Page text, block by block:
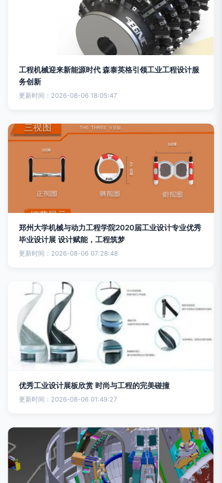
工程机械迎来新能源时代 森泰英格引领工业工程设计服
务创新
更新时间：2026-08-06 18:05:47
郑州大学机械与动力工程学院2020届工业设计专业优秀
毕业设计展 设计赋能，工程筑梦
更新时间：2026-08-06 07:28:48
优秀工业设计展板欣赏 时尚与工程的完美碰撞
更新时间：2026-08-06 01:49:27